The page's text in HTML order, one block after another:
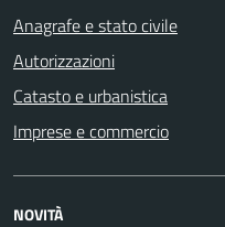
Anagrafe e stato civile
Autorizzazioni
Catasto e urbanistica
Imprese e commercio
NOVITÀ